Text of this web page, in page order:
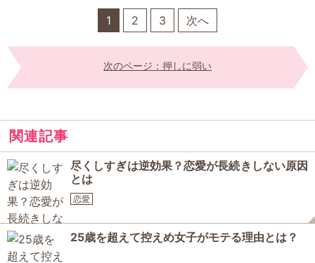
1 2 3 次へ
次のページ：押しに弱い
関連記事
尽くしすぎは逆効果？恋愛が長続きしない原因
とは
恋愛
25歳を超えて控えめ女子がモテる理由とは？